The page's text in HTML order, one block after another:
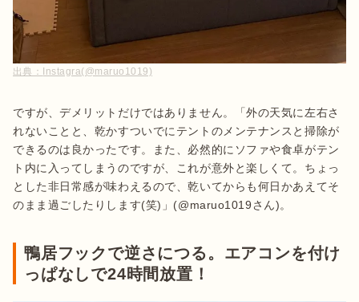
出典： Instagra(@maruo1019)
ですが、デメリットだけではありません。「外の天気に左右さ
れないことと、乾かすついでにテントのメンテナンスと掃除が
できるのは良かったです。また、必然的にソファや食卓がテン
ト内に入ってしまうのですが、これが意外と楽しくて。ちょっ
とした非日常感が味わえるので、乾いてからも何日かあえてそ
のまま過ごしたりします(笑)」(@maruo1019さん)。
鴨居フックで逆さにつる。エアコンを付け
っぱなしで24時間放置！